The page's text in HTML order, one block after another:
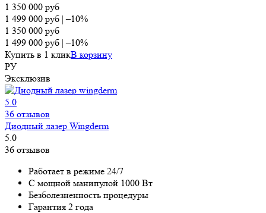
1 350 000 руб
1 499 000 руб |–10%
1 350 000 руб
1 499 000 руб |–10%
Купить в 1 кликВ корзину
РУ
Эксклюзив
5.0
36 отзывов
Диодный лазер Wingderm
5.0
36 отзывов
Работает в режиме 24/7
С мощной манипулой 1000 Вт
Безболезненность процедуры
Гарантия 2 года